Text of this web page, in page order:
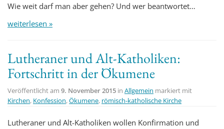
Wie weit darf man aber gehen? Und wer beantwortet…
weiterlesen »
Lutheraner und Alt-Katholiken:
Fortschritt in der Ökumene
Veröffentlicht am 9. November 2015 in Allgemein markiert mit
Kirchen, Konfession,Ökumene, römisch-katholische Kirche
Lutheraner und Alt-Katholiken wollen Konfirmation und